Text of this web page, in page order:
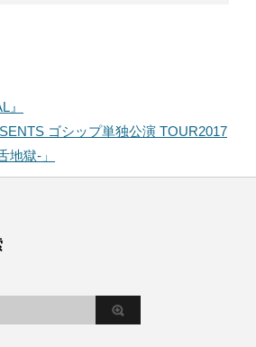
』
ゴシップ単独公演 TOUR2017
地獄-」